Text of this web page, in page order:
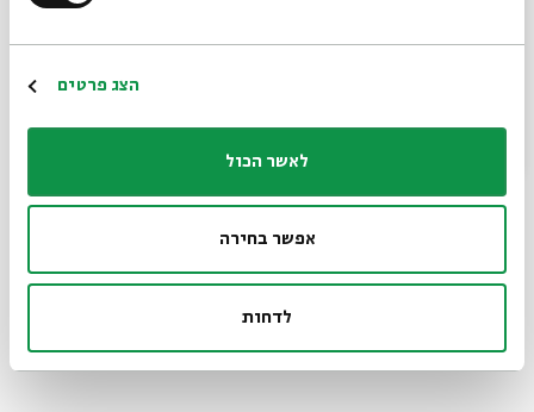
הצג פרטים
לאשר הכול
אפשר בחירה
לדחות
"ספק ילדה ספק אישה". אני זוכרת שבסיום אחת ההופעות, יונתן
גפן בא אליי ואמר לי שהוא כל כך נהנה מהשיר הזה. בשבילי זה
היה סוג של גושפנקא, אישור שאני יכולה לכתוב.
בהמשך שלום כתב לי את כל תקליט הסולו הראשון שלי, "דפנה